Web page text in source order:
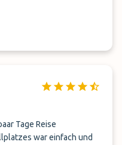
Tage Reise